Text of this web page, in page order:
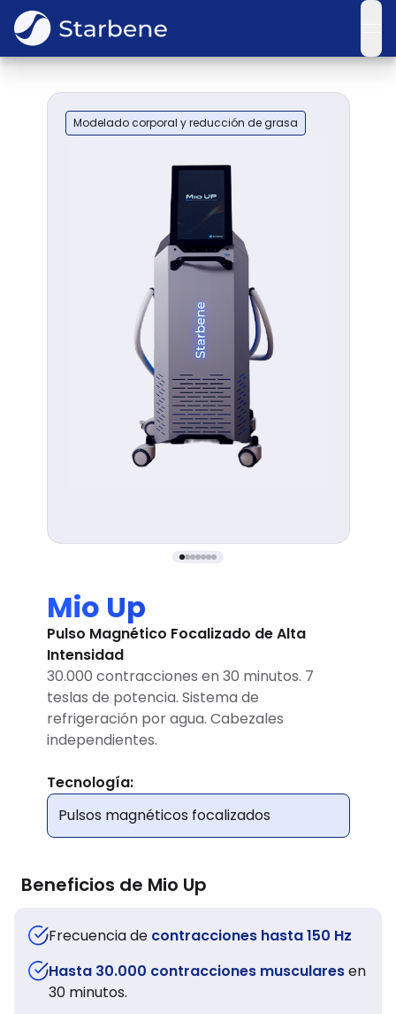
Modelado corporal y reducción de grasa
Mio Up
Pulso Magnético Focalizado de Alta
Intensidad
30.000 contracciones en 30 minutos. 7
teslas de potencia. Sistema de
refrigeración por agua. Cabezales
independientes.
Tecnología:
Pulsos magnéticos focalizados
Beneficios de Mio Up
Frecuencia de contracciones hasta 150 Hz
Hasta 30.000 contracciones muscularesen
30 minutos.